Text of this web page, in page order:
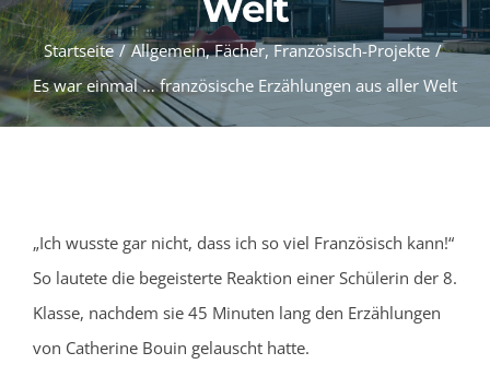
Startseite / Allgemein,Fächer,Französisch-Projekte /
Es war einmal … französische Erzählungen aus aller Welt
„Ich wusste gar nicht, dass ich so viel Französisch kann!“
So lautete die begeisterte Reaktion einer Schülerin der 8.
Klasse, nachdem sie 45 Minuten lang den Erzählungen
von Catherine Bouin gelauscht hatte.